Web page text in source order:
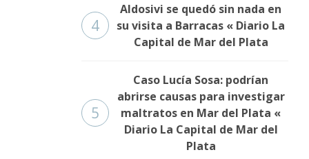
4
Aldosivi se quedó sin nada en
su visita a Barracas « Diario La
Capital de Mar del Plata
5
Caso Lucía Sosa: podrían
abrirse causas para investigar
maltratos en Mar del Plata «
Diario La Capital de Mar del
Plata